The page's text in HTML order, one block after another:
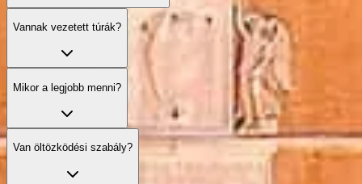
Vannak vezetett túrák?
Mikor a legjobb menni?
Van öltözködési szabály?